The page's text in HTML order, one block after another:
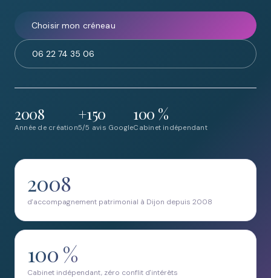
Choisir mon créneau
06 22 74 35 06
2008
Année de création
+150
5/5 avis Google
100 %
Cabinet indépendant
2008
d'accompagnement patrimonial à Dijon depuis 2008
100 %
Cabinet indépendant, zéro conflit d'intérêts